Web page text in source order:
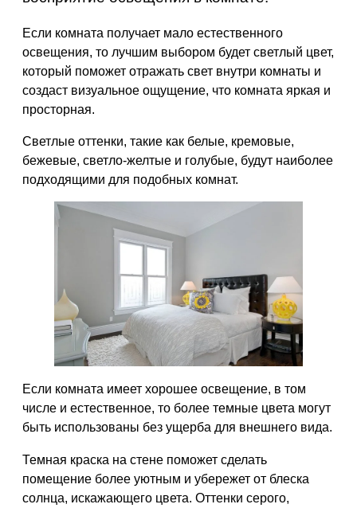
Если комната получает мало естественного
освещения, то лучшим выбором будет светлый цвет,
который поможет отражать свет внутри комнаты и
создаст визуальное ощущение, что комната яркая и
просторная.
Светлые оттенки, такие как белые, кремовые,
бежевые, светло-желтые и голубые, будут наиболее
подходящими для подобных комнат.
Если комната имеет хорошее освещение, в том
числе и естественное, то более темные цвета могут
быть использованы без ущерба для внешнего вида.
Темная краска на стене поможет сделать
помещение более уютным и убережет от блеска
солнца, искажающего цвета. Оттенки серого,